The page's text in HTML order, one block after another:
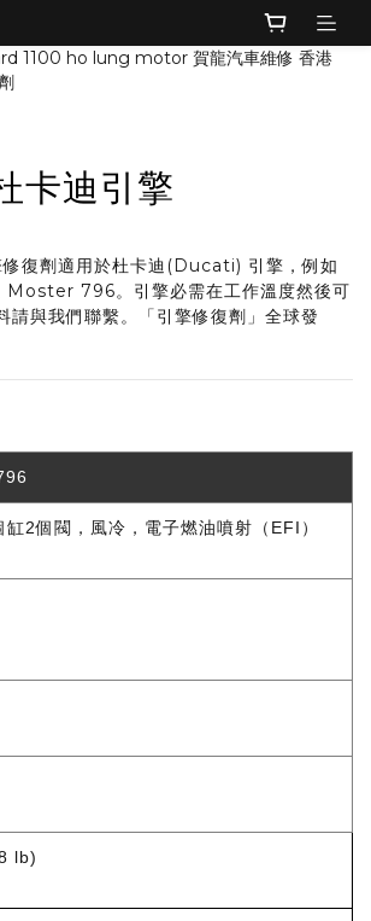
卡迪引擎
復劑適用於杜卡迪(Ducati) 引擎，例如
796。引擎必需在工作溫度然後可
請與我們聯繫。「引擎修復劑」全球發
缸2個閥，風冷，電子燃油噴射（EFI）
lb)